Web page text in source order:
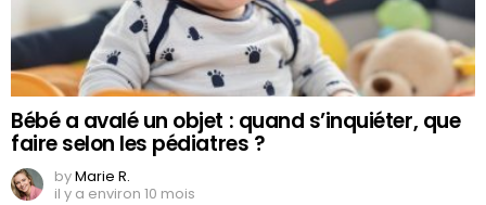
Bébé a avalé un objet : quand s’inquiéter, que
faire selon les pédiatres ?
byMarie R.
il y a environ 10 mois